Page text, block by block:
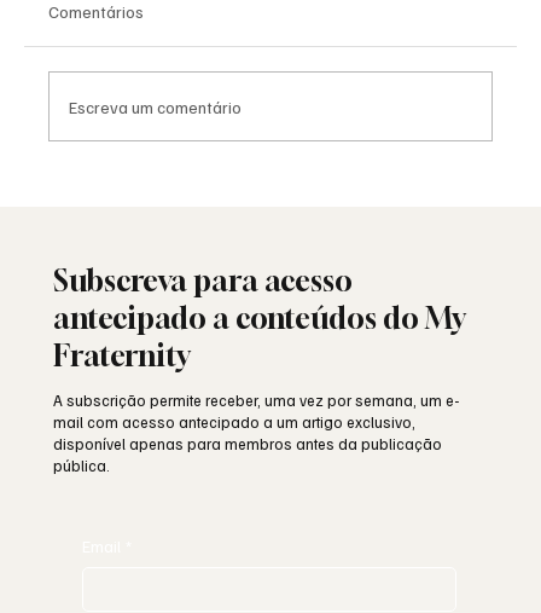
Comentários
Escreva um comentário
Subscreva para acesso
antecipado a conteúdos do My
Fraternity
A subscrição permite receber, uma vez por semana, um e-
mail com acesso antecipado a um artigo exclusivo,
disponível apenas para membros antes da publicação
pública.